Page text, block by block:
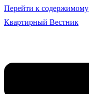
Перейти к содержимому
Квартирный Вестник